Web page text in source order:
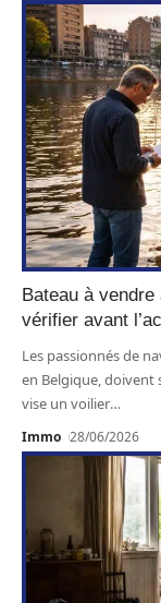
Bateau à
vérifier avant
Les passionnés de
en Belgique, doivent
vise un voilier…
Immo 28/06/2026